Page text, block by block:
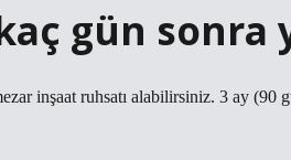
gün sonra
inşaat ruhsatı alabilirsiniz. 3 ay (90